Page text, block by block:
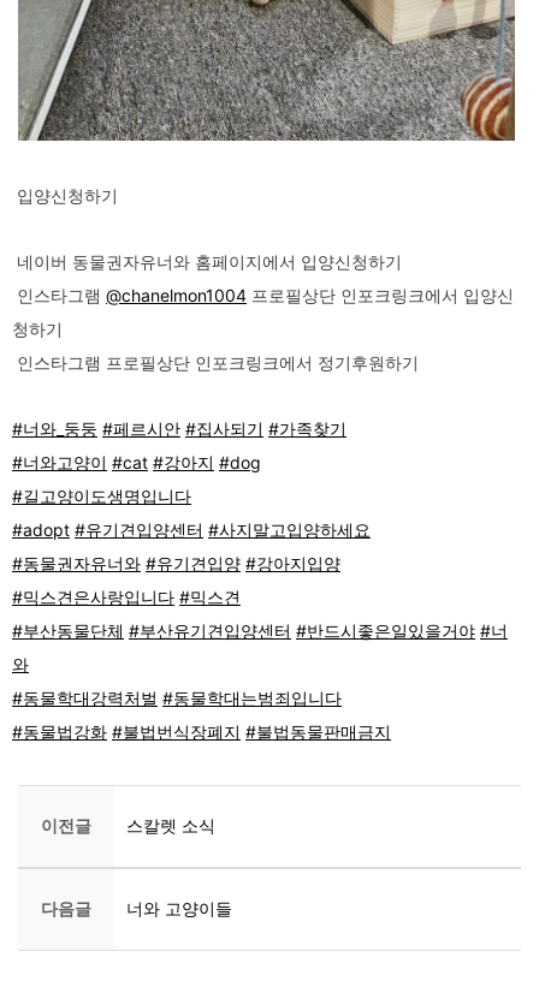
입양신청하기
네이버 동물권자유너와 홈페이지에서 입양신청하기
인스타그램 @chanelmon1004 프로필상단 인포크링크에서 입양신
청하기
인스타그램 프로필상단 인포크링크에서 정기후원하기
#너와_둥둥 #페르시안 #집사되기 #가족찾기
#너와고양이 #cat #강아지 #dog
#길고양이도생명입니다
#adopt #유기견입양센터 #사지말고입양하세요
#동물권자유너와 #유기견입양 #강아지입양
#믹스견은사랑입니다 #믹스견
#부산동물단체 #부산유기견입양센터 #반드시좋은일있을거야 #너
와
#동물학대강력처벌 #동물학대는범죄입니다
#동물법강화 #불법번식장폐지 #불법동물판매금지
이전글 스칼렛 소식
다음글 너와 고양이들